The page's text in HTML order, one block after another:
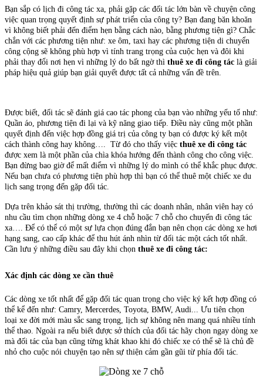
Bạn sắp có lịch đi công tác xa, phải gặp các đối tác lớn bàn về chuyện công
việc quan trọng quyết định sự phát triển của công ty? Bạn đang băn khoăn
vì không biết phải đến điểm hẹn bằng cách nào, bằng phương tiện gì? Chắc
chắn với các phương tiện như: xe ôm, taxi hay các phương tiện di chuyển
công cộng sẽ không phù hợp vì tính trang trọng của cuộc hẹn và đôi khi
phải thay đổi nơi hẹn vì những lý do bất ngờ thì thuê xe đi công tác là giải
pháp hiệu quả giúp bạn giải quyết được tất cả những vấn đề trên.
Được biết, đối tác sẽ đánh giá cao tác phong của bạn vào những yếu tố như:
Quần áo, phương tiện đi lại và kỹ năng giao tiếp. Điều này cũng một phần
quyết định đến việc hợp đồng giá trị của công ty bạn có được ký kết một
cách thành công hay không…. Từ đó cho thấy việc thuê xe đi công tác
được xem là một phần của chìa khóa hướng đến thành công cho công việc.
Bạn đừng bao giờ để mất điểm vì những lý do mình có thể khắc phục được.
Nếu bạn chưa có phương tiện phù hợp thì bạn có thể thuê một chiếc xe du
lịch sang trọng đến gặp đối tác.
Dựa trên khảo sát thị trường, thường thì các doanh nhân, nhân viên hay có
nhu cầu tìm chọn những dòng xe 4 chỗ hoặc 7 chỗ cho chuyến đi công tác
xa…. Để có thể có một sự lựa chọn đúng đắn bạn nên chọn các dòng xe hơi
hạng sang, cao cấp khác để thu hút ánh nhìn từ đối tác một cách tốt nhất.
Cần lưu ý những điều sau đây khi chọn thuê xe đi công tác:
Xác định các dòng xe cần thuê
Các dòng xe tốt nhất để gặp đối tác quan trọng cho việc ký kết hợp đồng có
thể kể đến như: Camry, Mercerdes, Toyota, BMW, Audi... Ưu tiên chọn
loại xe đời mới màu sắc sang trọng, lịch sự không nên mang quá nhiều tính
thể thao. Ngoài ra nếu biết được sở thích của đối tác hãy chọn ngay dòng xe
mà đối tác của bạn cũng từng khát khao khi đó chiếc xe có thể sẽ là chủ đề
nhỏ cho cuộc nói chuyện tạo nên sự thiện cảm gần gũi từ phía đối tác.